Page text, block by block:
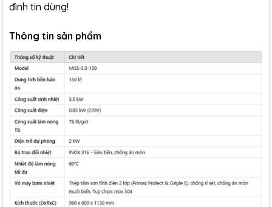
đình tin dùng!
Thông tin sản phẩm